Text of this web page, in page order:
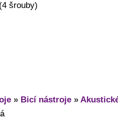
šrouby)
» Bicí nástroje »